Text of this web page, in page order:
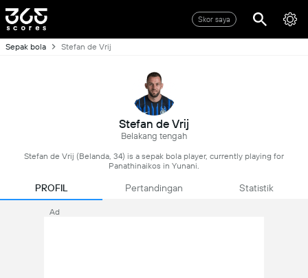
Skor saya
Sepak bola Stefan de Vrij
Stefan de Vrij
Belakang tengah
Stefan de Vrij (Belanda, 34) is a sepak bola player, currently playing for
Panathinaikos in Yunani.
PROFIL Pertandingan Statistik
Ad